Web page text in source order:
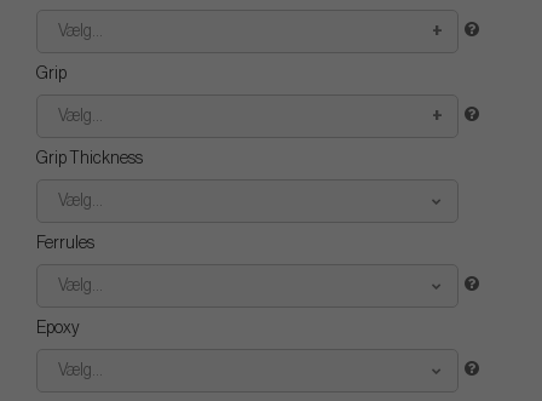
Vælg...
Grip
Vælg...
Grip Thickness
Vælg...
Ferrules
Vælg...
Epoxy
Vælg...